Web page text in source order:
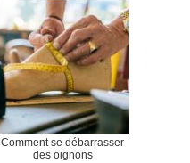
Comment se débarrasser
des oignons